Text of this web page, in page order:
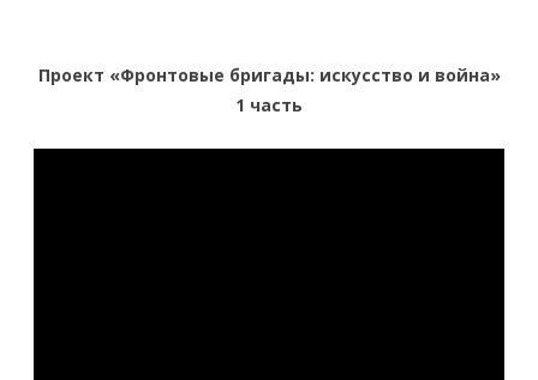
Проект «Фронтовые бригады: искусство и война»
1 часть